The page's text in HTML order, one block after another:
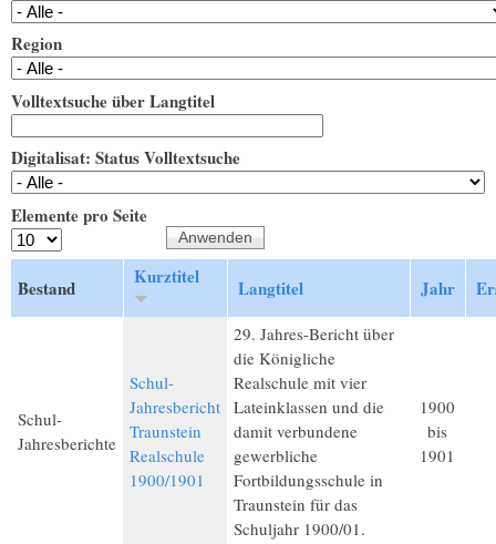
Region
Volltextsuche über Langtitel
Digitalisat: Status Volltextsuche
Elemente pro Seite
Bestand Kurztitel Langtitel Jahr
Schul-
Jahresberichte
Schul-
Jahresbericht
Traunstein
Realschule
1900/1901
29. Jahres-Bericht über
die Königliche
Realschule mit vier
Lateinklassen und die
damit verbundene
gewerbliche
Fortbildungsschule in
Traunstein für das
Schuljahr 1900/01.
1900
bis
1901